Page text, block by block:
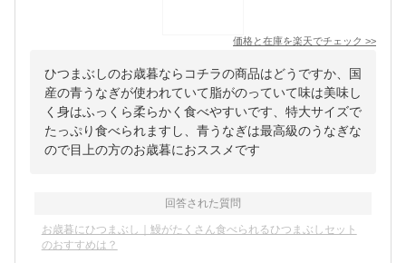
価格と在庫を楽天でチェック >>
ひつまぶしのお歳暮ならコチラの商品はどうですか、国
産の青うなぎが使われていて脂がのっていて味は美味し
く身はふっくら柔らかく食べやすいです、特大サイズで
たっぷり食べられますし、青うなぎは最高級のうなぎな
ので目上の方のお歳暮におススメです
回答された質問
お歳暮にひつまぶし｜鰻がたくさん食べられるひつまぶしセット
のおすすめは？